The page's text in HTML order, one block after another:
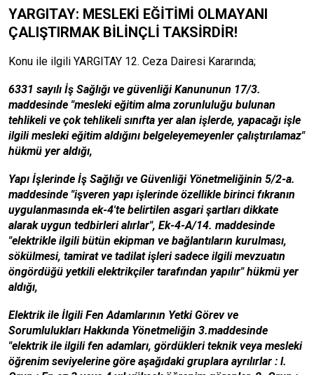
YARGITAY: MESLEKİ EĞİTİMİ OLMAYANI
ÇALIŞTIRMAK BİLİNÇLİ TAKSİRDİR!
Konu ile ilgili YARGITAY 12. Ceza Dairesi Kararında;
6331 sayılı İş Sağlığı ve güvenliği Kanununun 17/3.
maddesinde "mesleki eğitim alma zorunluluğu bulunan
tehlikeli ve çok tehlikeli sınıfta yer alan işlerde, yapacağı işle
ilgili mesleki eğitim aldığını belgeleyemeyenler çalıştırılamaz"
hükmü yer aldığı,
Yapı İşlerinde İş Sağlığı ve Güvenliği Yönetmeliğinin 5/2-a.
maddesinde "işveren yapı işlerinde özellikle birinci fıkranın
uygulanmasında ek-4'te belirtilen asgari şartları dikkate
alarak uygun tedbirleri alırlar", Ek-4-A/14. maddesinde
"elektrikle ilgili bütün ekipman ve bağlantıların kurulması,
sökülmesi, tamirat ve tadilat işleri sadece ilgili mevzuatın
öngördüğü yetkili elektrikçiler tarafından yapılır" hükmü yer
aldığı,
Elektrik ile İlgili Fen Adamlarının Yetki Görev ve
Sorumlulukları Hakkında Yönetmeliğin 3.maddesinde
"elektrik ile ilgili fen adamları, gördükleri teknik veya mesleki
öğrenim seviyelerine göre aşağıdaki gruplara ayrılırlar : l.